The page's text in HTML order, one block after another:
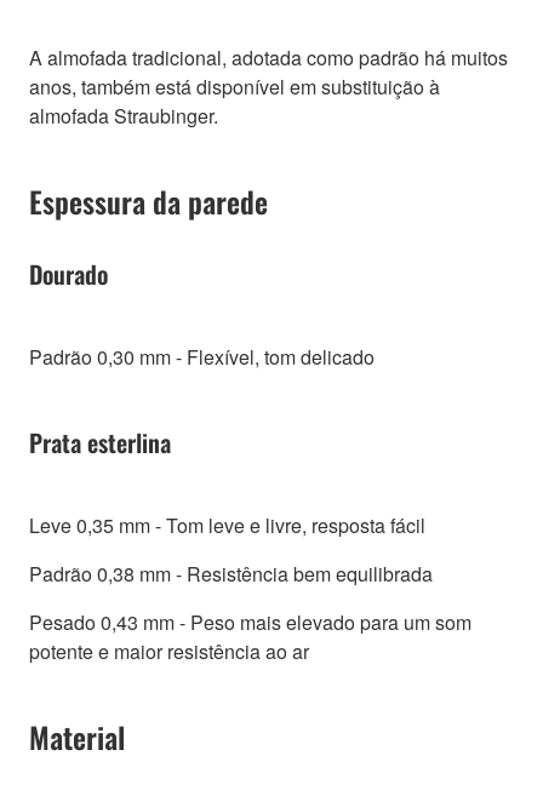
A almofada tradicional, adotada como padrão há muitos
anos, também está disponível em substituição à
almofada Straubinger.
Espessura da parede
Dourado
Padrão 0,30 mm - Flexível, tom delicado
Prata esterlina
Leve 0,35 mm - Tom leve e livre, resposta fácil
Padrão 0,38 mm - Resistência bem equilibrada
Pesado 0,43 mm - Peso mais elevado para um som
potente e maior resistência ao ar
Material